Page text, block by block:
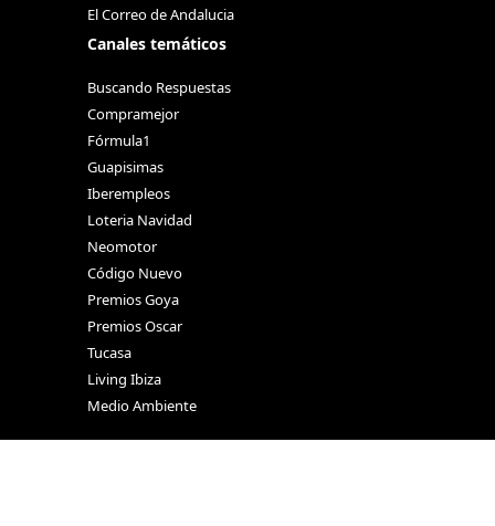
El Correo de Andalucia
Canales temáticos
Buscando Respuestas
Compramejor
Fórmula1
Guapisimas
Iberempleos
Loteria Navidad
Neomotor
Código Nuevo
Premios Goya
Premios Oscar
Tucasa
Living Ibiza
Medio Ambiente